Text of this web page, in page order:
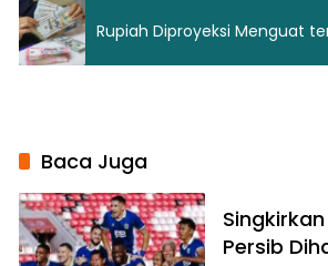
Rupiah Diproyeksi Menguat
Baca Juga
Persib